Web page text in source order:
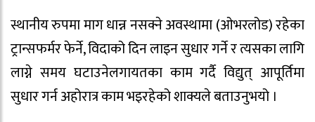
स्थानीय रुपमा माग धान्न नसक्ने अवस्थामा (ओभरलोड) रहेका
ट्रान्सफर्मर फेर्ने, विदाको दिन लाइन सुधार गर्ने र त्यसका लागि
लाग्ने समय घटाउनेलगायतका काम गर्दै विद्युत् आपूर्तिमा
सुधार गर्न अहोरात्र काम भइरहेको शाक्यले बताउनुभयो ।